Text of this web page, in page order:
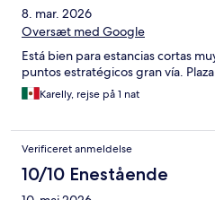
8. mar. 2026
Oversæt med Google
Está bien para estancias cortas
puntos estratégicos gran vía.
Karelly, rejse på 1 nat
Verificeret anmeldelse
10/10 Enestående